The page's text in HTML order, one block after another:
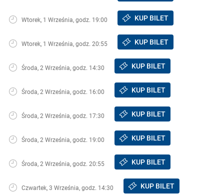
Wtorek, 1 Września, godz. 19:00 KUP BILET
Wtorek, 1 Września, godz. 20:55 KUP BILET
Środa, 2 Września, godz. 14:30 KUP BILET
Środa, 2 Września, godz. 16:00 KUP BILET
Środa, 2 Września, godz. 17:30 KUP BILET
Środa, 2 Września, godz. 19:00 KUP BILET
Środa, 2 Września, godz. 20:55 KUP BILET
Czwartek, 3 Września, godz. 14:30 KUP BILET